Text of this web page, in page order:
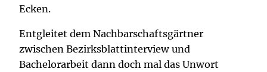
Ecken.
Entgleitet dem Nachbarschaftsgärtner
zwischen Bezirksblattinterview und
Bachelorarbeit dann doch mal das Unwort